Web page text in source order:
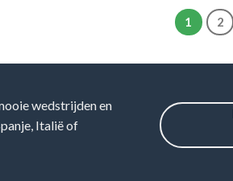
1 2
wedstrijden en
Italië of